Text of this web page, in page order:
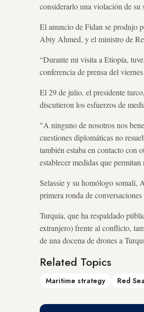
considerarlo una violación de su
El anuncio de Fidan se produjo
Abiy Ahmed, y el ministro de
“Durante mi visita a Etiopía,
conferencia de prensa del
El 29 de julio, el presidente
discutieron los esfuerzos de
"A ninguno de nosotros nos
cuestiones diplomáticas no
también estaba en contacto con
establecer medidas que
Selassie y su homólogo somalí,
primera ronda de
Turquía, que ha respaldado
extranjero) frente al conflicto,
de una docena de drones a
Related Topics
Maritime strategy Red